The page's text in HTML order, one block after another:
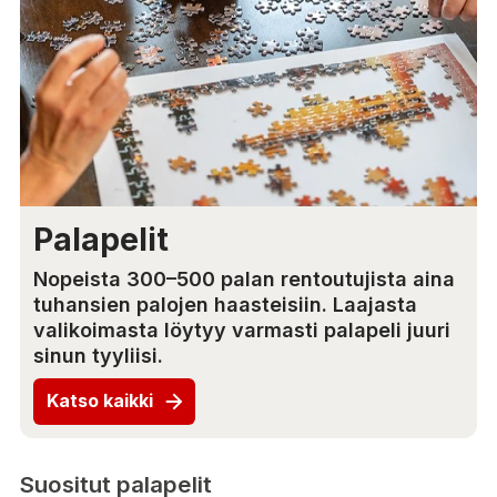
Palapelit
Nopeista 300–500 palan rentoutujista aina
tuhansien palojen haasteisiin. Laajasta
valikoimasta löytyy varmasti palapeli juuri
sinun tyyliisi.
Katso kaikki
Suositut palapelit